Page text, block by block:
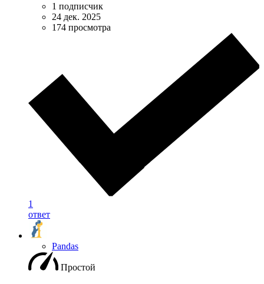
1 подписчик
24 дек. 2025
174 просмотра
1
ответ
Pandas
Простой